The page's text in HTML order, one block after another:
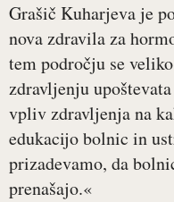
Grašič Kuharjeva je
nova zdravila za
tem področju se
zdravljenju
vpliv zdravljenja na
edukacijo bolnic in
prizadevamo, da
prenašajo.«